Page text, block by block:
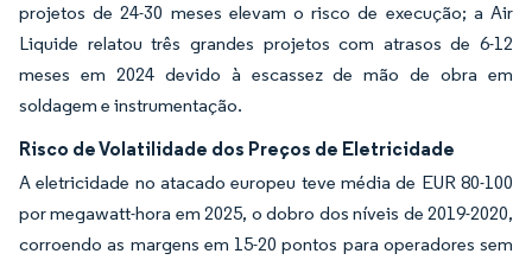
projetos de 24-30 meses elevam o risco de execução; a Air
Liquide relatou três grandes projetos com atrasos de 6-12
meses em 2024 devido à escassez de mão de obra em
soldagem e instrumentação.
Risco de Volatilidade dos Preços de Eletricidade
A eletricidade no atacado europeu teve média de EUR 80-100
por megawatt-hora em 2025, o dobro dos níveis de 2019-2020,
corroendo as margens em 15-20 pontos para operadores sem